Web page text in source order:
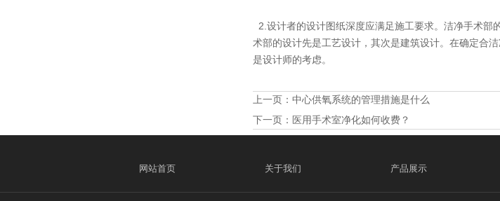
2.设计者的设计图纸深度应满足施工要求。洁净手术
术部的设计先是工艺设计，其次是建筑设计。在确定合
是设计师的考虑。
上一页：中心供氧系统的管理措施是什么
下一页： 医用手术室净化如何收费？
网站首页 关于我们 产品展示